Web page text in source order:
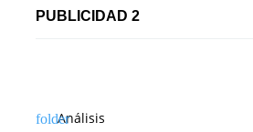
PUBLICIDAD 2
Análisis